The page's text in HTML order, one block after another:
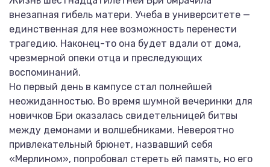
внезапная гибель матери. Учеба в университете —
единственная для нее возможность перенести
трагедию. Наконец-то она будет вдали от дома,
чрезмерной опеки отца и преследующих
воспоминаний.
Но первый день в кампусе стал полнейшей
неожиданностью. Во время шумной вечеринки для
новичков Бри оказалась свидетельницей битвы
между демонами и волшебниками. Невероятно
привлекательный брюнет, назвавший себя
«Мерлином», попробовал стереть ей память, но его